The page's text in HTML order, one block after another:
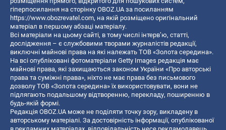
гіперпосилання на сторінку OBOZ.UA за посиланням
https://www.obozrevatel.com, на якій розміщено оригінальний
матеріал в першому абзаці матеріалу.
Всі матеріали на цьому сайті, в тому числі інтерв’ю, статті,
дослідження – є службовими творами журналістів редакції,
виключні майнові права на які належать ТОВ «Золота середина».
На всі опубліковані фотоматеріали Getty Images редакція має
майнові права, які захищаються законом України «Про авторські
права та суміжні права», ніхто не має права без письмового
дозволу ТОВ «Золота середина» їх використовувати, вони не
підлягають подальшому відтворенню, перекладу, поширенню в
будь-якій формі.
Редакція OBOZ.UA може не поділяти точку зору, викладену в
авторському матеріалі. За достовірність інформації, опублікованої